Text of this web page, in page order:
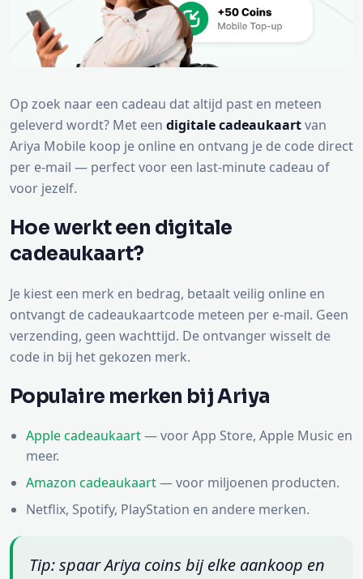
Op zoek naar een cadeau dat altijd past en meteen
geleverd wordt? Met een digitale cadeaukaartvan
Ariya Mobile koop je online en ontvang je de code direct
per e-mail — perfect voor een last-minute cadeau of
voor jezelf.
Hoe werkt een digitale
cadeaukaart?
Je kiest een merk en bedrag, betaalt veilig online en
ontvangt de cadeaukaartcode meteen per e-mail. Geen
verzending, geen wachttijd. De ontvanger wisselt de
code in bij het gekozen merk.
Populaire merken bij Ariya
Apple cadeaukaart— voor App Store, Apple Music en
meer.
Amazon cadeaukaart— voor miljoenen producten.
Netflix, Spotify, PlayStation en andere merken.
Tip: spaar Ariya coins bij elke aankoop en